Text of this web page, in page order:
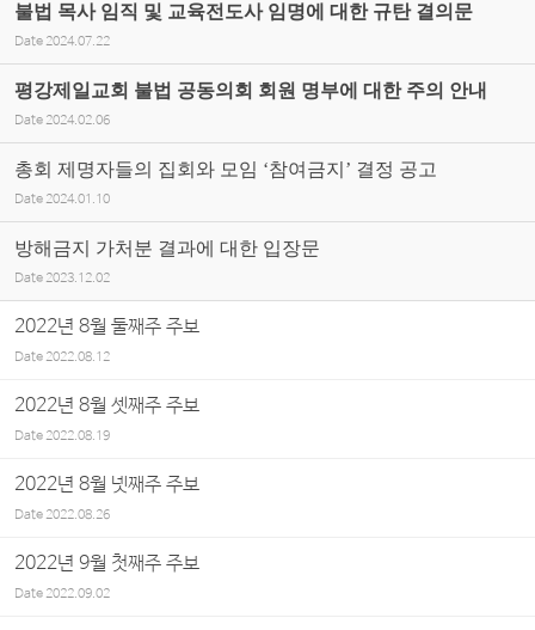
불법 목사 임직 및 교육전도사 임명에 대한 규탄 결의문
Date 2024.07.22
평강제일교회 불법 공동의회 회원 명부에 대한 주의 안내
Date 2024.02.06
총회 제명자들의 집회와 모임 ‘참여금지’ 결정 공고
Date 2024.01.10
방해금지 가처분 결과에 대한 입장문
Date 2023.12.02
2022년 8월 둘째주 주보
Date2022.08.12
2022년 8월 셋째주 주보
Date2022.08.19
2022년 8월 넷째주 주보
Date2022.08.26
2022년 9월 첫째주 주보
Date2022.09.02